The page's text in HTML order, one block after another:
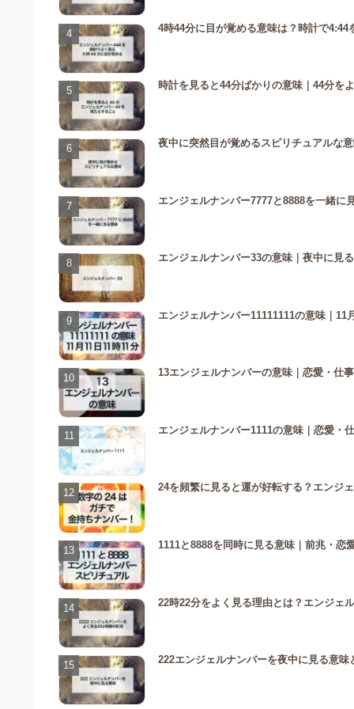
4時44分に目が覚める意味は？時計で
時計を見ると44分ばかりの意味｜44分を
夜中に突然目が覚めるスピリチュアルな
エンジェルナンバー7777と8888を一緒に
エンジェルナンバー33の意味｜夜中に見
エンジェルナンバー11111111の意味｜
13エンジェルナンバーの意味｜恋愛・仕
エンジェルナンバー1111の意味｜恋愛・
24を頻繁に見ると運が好転する？エンジ
1111と8888を同時に見る意味｜前兆・恋
22時22分をよく見る理由とは？エンジェ
222エンジェルナンバーを夜中に見る意味